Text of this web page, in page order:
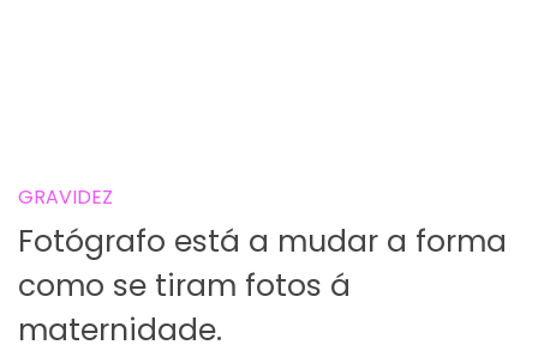
GRAVIDEZ
Fotógrafo está a mudar a forma
como se tiram fotos á
maternidade.